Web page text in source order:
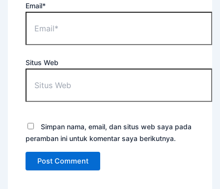
Email*
Situs Web
Simpan nama, email, dan situs web saya pada
peramban ini untuk komentar saya berikutnya.